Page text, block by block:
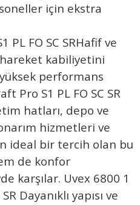
için ekstra
PL FO SC SRHafif ve
hareket kabiliyetini
performans
Pro S1 PL FO SC SR
hatları, depo ve
hizmetleri ve
ideal bir tercih olan bu
de konfor
karşılar. Uvex 6800 1
Dayanıklı yapısı ve